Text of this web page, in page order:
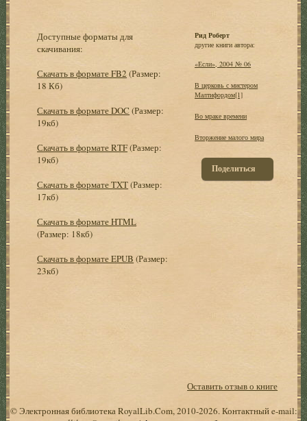
Доступные форматы для
скачивания:
Скачать в формате FB2 (Размер:
18 Кб)
Скачать в формате DOC (Размер:
19кб)
Скачать в формате RTF(Размер:
19кб)
Скачать в формате TXT(Размер:
17кб)
Скачать в формате HTML
(Размер: 18кб)
Скачать в формате EPUB (Размер:
23кб)
Рид Роберт
другие книги автора:
«Если», 2004 № 06
В церковь с мистером
Малтифордом[1]
Во мраке времени
Вторжение малого мира
Поделиться
Оставить отзыв о книге
© Электронная библиотека RoyalLib.Com, 2010-2026. Контактный e-mail: